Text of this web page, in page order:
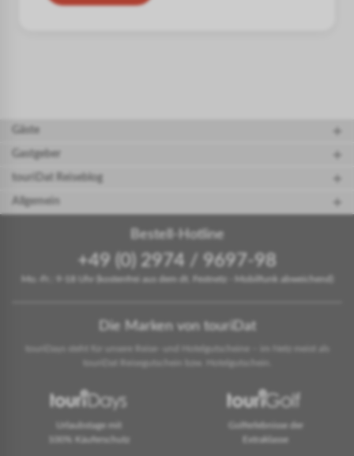
Gastgeber
touriDat Reiseblog
Allgemein
Bestell-Hotline
+49 (0) 2974 / 9697-98
Mo.-Fr.: 9-18 Uhr (kostenfrei aus dem dt. Festnetz - Mobilfunk abweichend)
Die Marken von touriDat
touriDays steht für unsere Reise- und Hotelgutscheine – im Netz meist als
touriDat Reisegutschein bzw. Hotelgutschein.
Urlaubstage mit
100% Käuferschutz
Golferlebnisse der
Extraklasse